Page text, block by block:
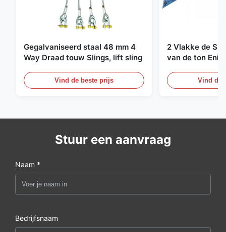
Gegalvaniseerd staal 48 mm 4
Way Draad touw Slings, lift sling
Vind de beste prijs
2 Vlakke de
van de ton
Vind de
Stuur een aanvraag
Naam *
Bedrijfsnaam